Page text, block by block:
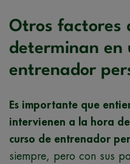
Otros factores
determinan en
entrenador
Es importante que
intervienen a la hora
curso de entrenador
siempre, pero con sus